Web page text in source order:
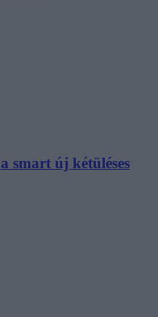
smart új kétüléses